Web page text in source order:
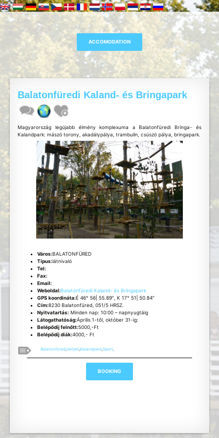
Balatonfüredi Kaland- és Bringapark
Magyarország legújabb élmény komplexuma a Balatonfüredi Bringa- és
Kalandpark: mászó torony, akadálypálya, trambulin, csúszó pálya, bringapark.
Város:BALATONFÜRED
Típus:látnivaló
Tel:
Fax:
Email:
Weboldal:Balatonfüredi Kaland- és Bringapark
GPS koordináta:É 46° 56| 55.89″, K 17° 51| 50.84″
Cím:8230 Balatonfüred, 051/5 HRSZ.
Nyitvatartás: Minden nap: 10:00 – napnyugtáig
Látogathatóság:Április 1-től, október 31-ig:
Belépődíj felnőtt:5000,-Ft
Belépődíj diák:4000,- Ft
Balatonfüred ,Helyek ,Kalandpark ,Sport